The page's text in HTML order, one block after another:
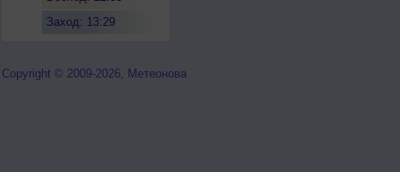
Заход: 13:29
Copyright © 2009-2026, Метеонова